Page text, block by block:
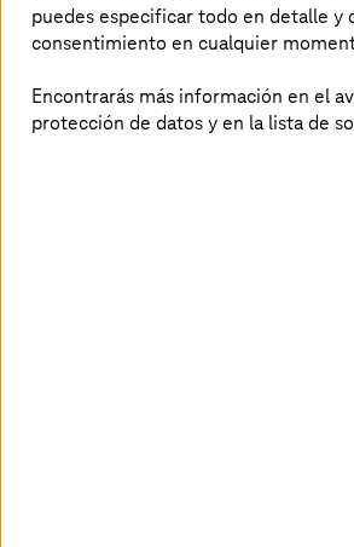
segura y conforme al RGPD de la UE.
eficiente y cumple los requisitos de las
Alemania, Austria y Suiza, como la
Código Civil Suizo y la Ley Federal
puedes especificar todo en detalle y
consentimiento en cualquier
Encontrarás más información en el
protección de datos y en la lista de